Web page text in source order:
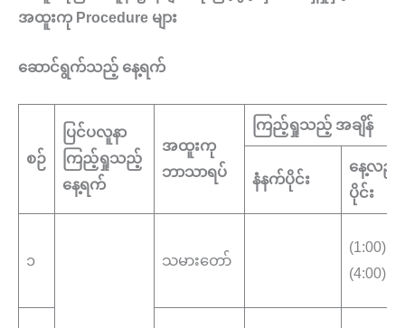
အထူးကု Procedure များ
ဆောင်ရွက်သည့် နေ့ရက်
စဉ်
ပြင်ပလူနာ
ကြည့်ရှုသည့်
နေ့ရက်
အထူးကု
ဘာသာရပ်
ကြည့်ရှုသည့် အချိန်
နံနက်ပိုင်း
နေ့လည်
ပိုင်း
၁ သမားတော်